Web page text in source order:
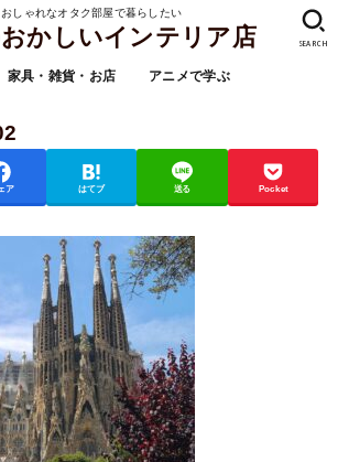
おしゃれなオタク部屋で暮らしたい
かしいインテリア店
家具・雑貨・お店 アニメで学ぶ
SEARCH
ア はてブ 送る Pocket